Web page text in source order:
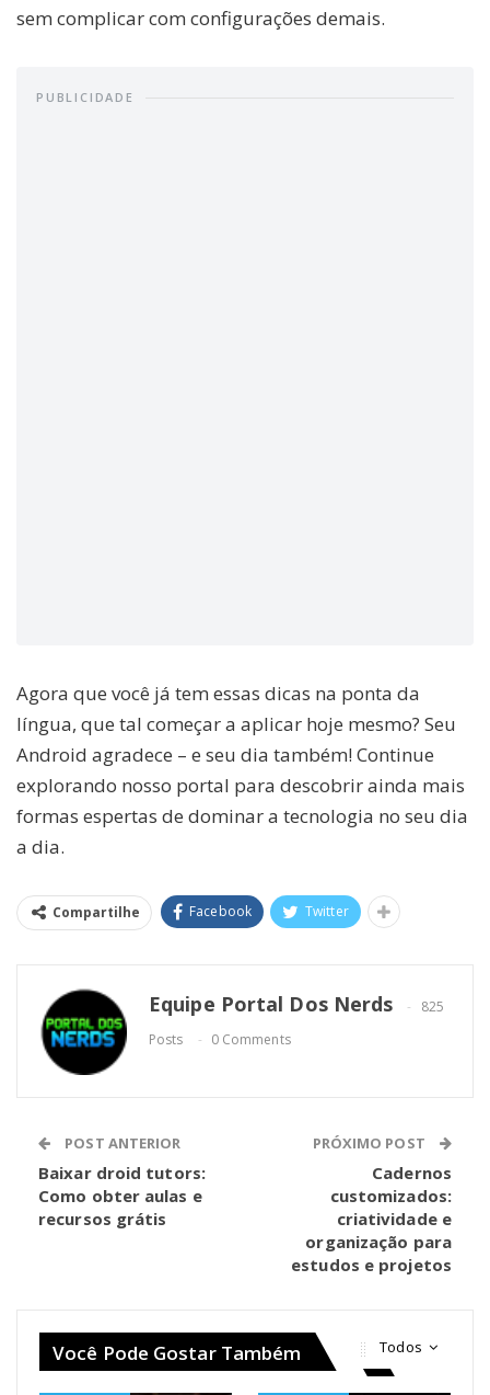
sem complicar com configurações demais.
PUBLICIDADE
Agora que você já tem essas dicas na ponta da
língua, que tal começar a aplicar hoje mesmo? Seu
Android agradece – e seu dia também! Continue
explorando nosso portal para descobrir ainda mais
formas espertas de dominar a tecnologia no seu dia
a dia.
Compartilhe Facebook Twitter
Equipe Portal Dos Nerds
825
Posts
0 Comments
POST ANTERIOR
Baixar droid tutors:
Como obter aulas e
recursos grátis
PRÓXIMO POST
Cadernos
customizados:
criatividade e
organização para
estudos e projetos
Todos
Você Pode Gostar Também